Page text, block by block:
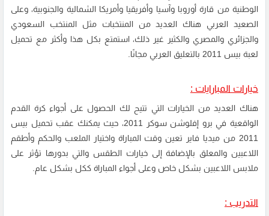
الوطنية من قارة أوروبا وآسيا وأفريقيا وأمريكا الشمالية والجنوبية، وعلى
الصعيد العربي هناك العديد من المنتخبات مثل المنتخب السعودي
والجزائري والمصري والكثير غير ذلك، استمتع بكل هذا وأكثر مع تحميل
لعبة بيس 2011 بالتعليق العربي مجانًا.
خيارات المبارايات :
هناك العديد من الخيارات التي تتيح لك الحصول على أجواء كرة القدم
الواقعية في برو إفلوشن سوكر 2011، حيث يمكنك عقب تحميل بيس
2011 من ميديا فاير تعين وقت المباراة واختيار الملعب والحكم وأطقم
اللاعبين والمعلق بالإضافة إلى خيارات الطقس والتي بدورها تؤثر على
ملابس اللاعبين بشكل خاص وعلى أجواء المباراة ككل بشكل عام.
التدريب :